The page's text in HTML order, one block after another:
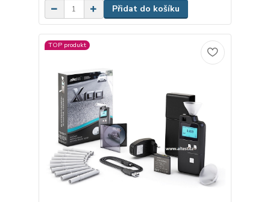
Přidat do košíku
TOP produkt